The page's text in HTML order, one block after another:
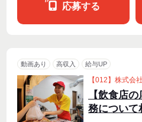
応募する
動画あり 高収入 給与UP
【012】株式
【飲食店
務について